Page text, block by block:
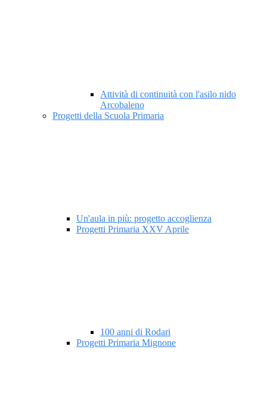
Attività di continuità con l'asilo nido
Arcobaleno
Progetti della Scuola Primaria
Un'aula in più: progetto accoglienza
Progetti Primaria XXV Aprile
100 anni di Rodari
Progetti Primaria Mignone